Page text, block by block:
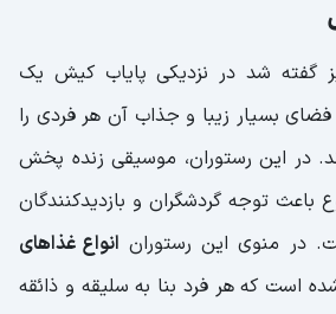
گفته شد در نزدیکی پایاب کیش یک
بسیار زیبا و جذاب آن هر فردی را
در این رستوران، موسیقی زنده پخش
توجه گردشگران و بازدیدکنندگان
در منوی این رستوران انواع غذاهای
است که هر فرد بنا به سلیقه و ذائقه